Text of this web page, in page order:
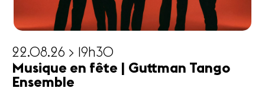
22.08.26 > 19h30
Musique en fête | Guttman Tango
Ensemble